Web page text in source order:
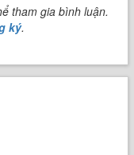
tham gia bình luận.
ký.